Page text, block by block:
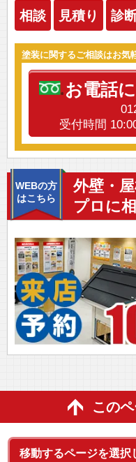
相談 見積り 診
塗装に関するご相談はお気
お電話
受付時間
WEBの方
はこちら
外壁・
プロに
この